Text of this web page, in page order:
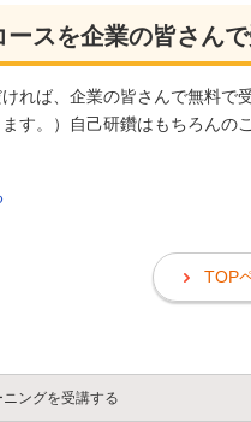
ースを企業の皆さん
れば、企業の皆さんで無料
す。）自己研鑽はもちろん
TOP
ングを受講する